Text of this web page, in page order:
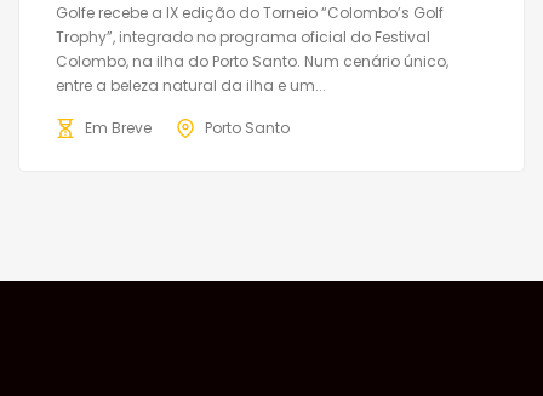
Golfe recebe a IX edição do Torneio “Colombo’s Golf
Trophy”, integrado no programa oficial do Festival
Colombo, na ilha do Porto Santo. Num cenário único,
entre a beleza natural da ilha e um...
Em Breve Porto Santo